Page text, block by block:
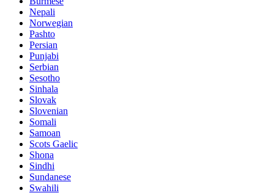
Nepali
Norwegian
Pashto
Persian
Punjabi
Serbian
Sesotho
Sinhala
Slovak
Slovenian
Somali
Samoan
Scots Gaelic
Shona
Sindhi
Sundanese
Swahili